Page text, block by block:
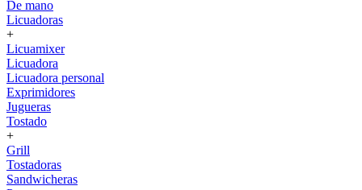
De mano
Licuadoras
+
Licuamixer
Licuadora
Licuadora personal
Exprimidores
Jugueras
Tostado
+
Grill
Tostadoras
Sandwicheras